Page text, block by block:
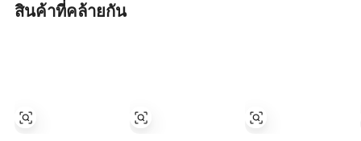
สินค้าที่คล้ายกัน